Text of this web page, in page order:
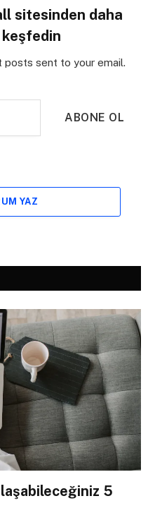
sitesinden daha
sent to your email.
ABONE OL
YAZ
5